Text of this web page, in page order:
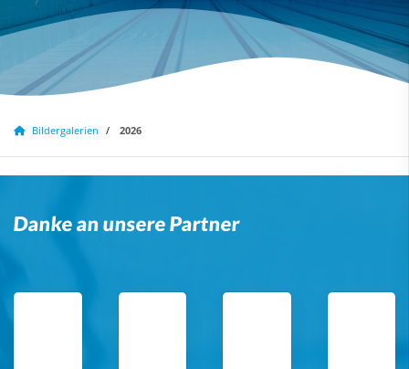
Bildergalerien 2026
Danke an unsere Partner